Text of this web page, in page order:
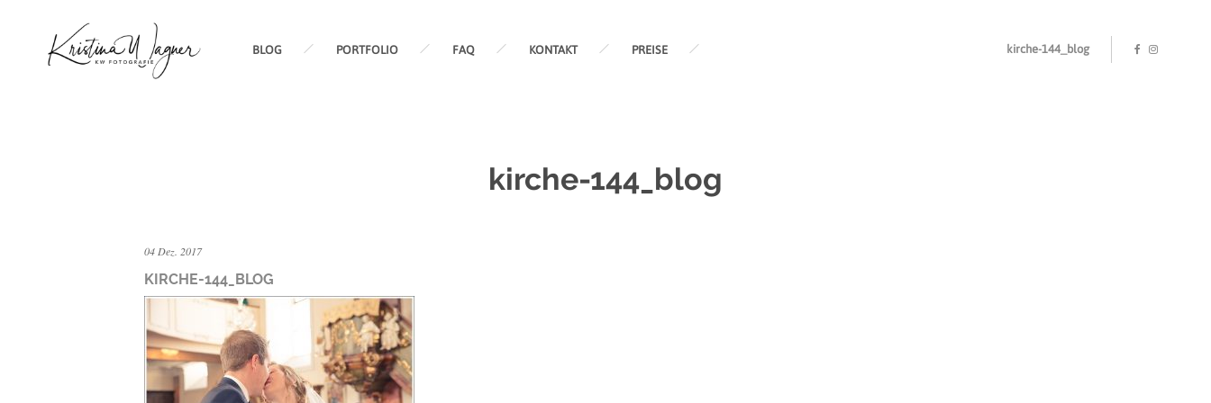
BLOG PORTFOLIO FAQ KONTAKT PREISE kirche-144_blog
kirche-144_blog
04 Dez. 2017
KIRCHE-144_BLOG